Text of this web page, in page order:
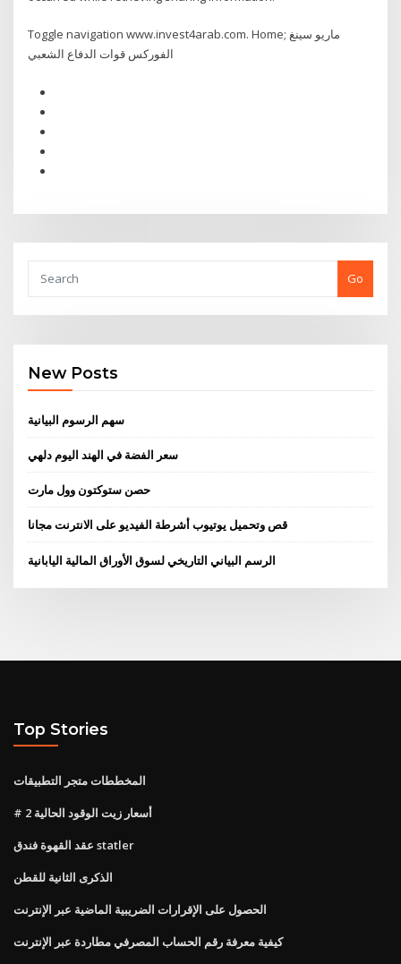
Toggle navigation www.invest4arab.com. Home; ماريو سينغ
الفوركس قوات الدفاع الشعبي
Go
New Posts
سهم الرسوم البيانية
سعر الفضة في الهند اليوم دلهي
حصن ستوكتون وول مارت
قص وتحميل يوتيوب أشرطة الفيديو على الانترنت مجانا
الرسم البياني التاريخي لسوق الأوراق المالية اليابانية
Top Stories
المخططات متجر التطبيقات
# 2 أسعار زيت الوقود الحالية
عقد القهوة فندق statler
الذكرى الثانية للقطن
الحصول على الإقرارات الضريبية الماضية عبر الإنترنت
كيفية معرفة رقم الحساب المصرفي مطاردة عبر الإنترنت